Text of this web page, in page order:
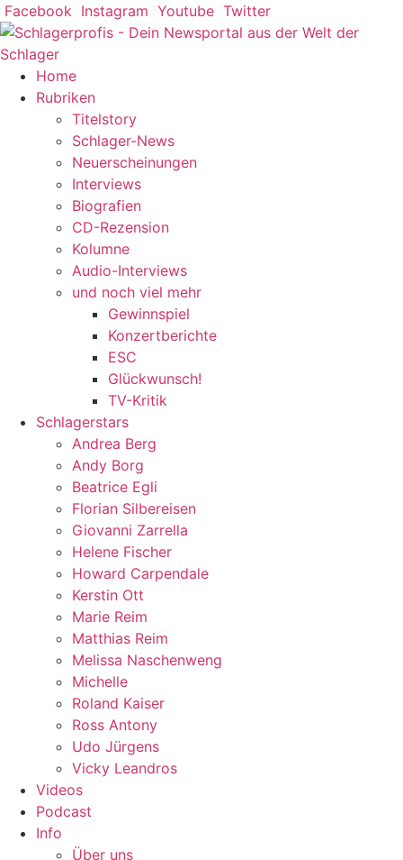
Zum
Inhalt
springen
Facebook Instagram Youtube Twitter
Home
Rubriken
Titelstory
Schlager-News
Neuerscheinungen
Interviews
Biografien
CD-Rezension
Kolumne
Audio-Interviews
und noch viel mehr
Gewinnspiel
Konzertberichte
ESC
Glückwunsch!
TV-Kritik
Schlagerstars
Andrea Berg
Andy Borg
Beatrice Egli
Florian Silbereisen
Giovanni Zarrella
Helene Fischer
Howard Carpendale
Kerstin Ott
Marie Reim
Matthias Reim
Melissa Naschenweng
Michelle
Roland Kaiser
Ross Antony
Udo Jürgens
Vicky Leandros
Videos
Podcast
Info
Über uns